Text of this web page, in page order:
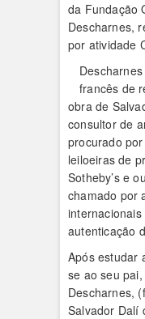
da Fundação
Descharnes,
por atividade
francês de
obra de
consultor de
procurado
leiloeiras de
Sotheby’s e
chamado por
autenticação
Após estudar
se ao seu
Descharnes,
Salvador Dalí